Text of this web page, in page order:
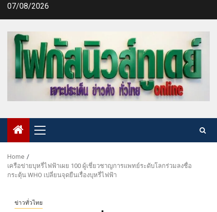
Skip07/08/2026
Primary
Menu
Home
เครือข่ายบุหรี่ไฟฟ้าเผย 100 ผู้เชี่ยวชาญการแพทย์ระดับโลกร่วมลงชื่อ
กระตุ้น WHO เปลี่ยนจุดยืนเรื่องบุหรี่ไฟฟ้า
ข่าวทั่วไทย